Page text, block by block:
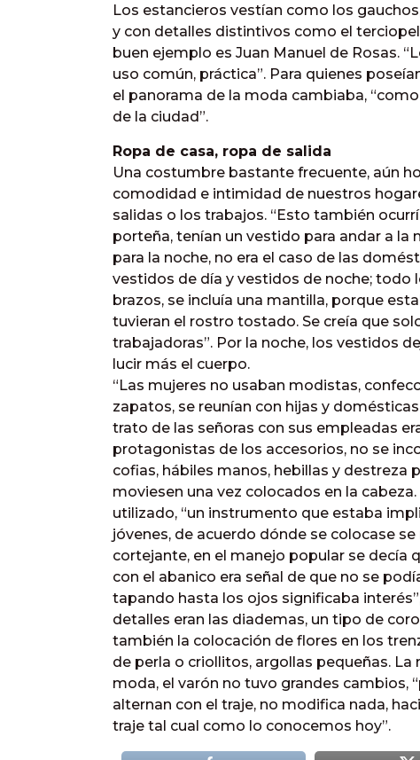
Los estancieros vestían como los
y con detalles distintivos como el
buen ejemplo es Juan Manuel de Rosas.
uso común, práctica”. Para quienes
el panorama de la moda cambiaba,
de la ciudad”.
Ropa de casa, ropa de salida
Una costumbre bastante frecuente, aún
comodidad e intimidad de nuestros
salidas o los trabajos. “Esto también
porteña, tenían un vestido para andar a la
para la noche, no era el caso de las
vestidos de día y vestidos de noche; todo
brazos, se incluía una mantilla, porque
tuvieran el rostro tostado. Se creía que
trabajadoras”. Por la noche, los vestidos
lucir más el cuerpo.
“Las mujeres no usaban modistas,
zapatos, se reunían con hijas y
trato de las señoras con sus empleadas
protagonistas de los accesorios, no se
cofias, hábiles manos, hebillas y destreza
moviesen una vez colocados en la
utilizado, “un instrumento que estaba
jóvenes, de acuerdo dónde se colocase
cortejante, en el manejo popular se decía
con el abanico era señal de que no se
tapando hasta los ojos significaba
detalles eran las diademas, un tipo de
también la colocación de flores en los
de perla o criollitos, argollas pequeñas.
moda, el varón no tuvo grandes cambios,
alternan con el traje, no modifica nada,
traje tal cual como lo conocemos hoy”.